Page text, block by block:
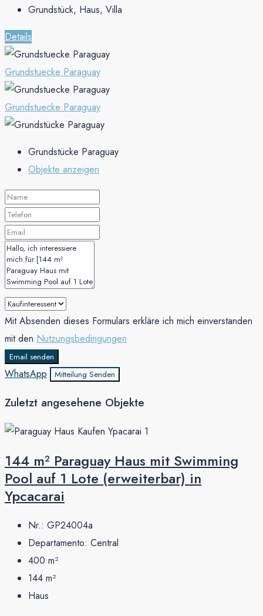
Grundstück, Haus, Villa
Details
Grundstuecke Paraguay
Grundstuecke Paraguay
Grundstücke Paraguay
Objekte anzeigen
Mit Absenden dieses Formulars erkläre ich mich einverstanden
mit den Nutzungsbedingungen
Email senden
WhatsApp Mitteilung Senden
Zuletzt angesehene Objekte
144 m² Paraguay Haus mit Swimming
Pool auf 1 Lote (erweiterbar) in
Ypcacarai
Nr.: GP24004a
Departamento: Central
400 m²
144 m²
Haus